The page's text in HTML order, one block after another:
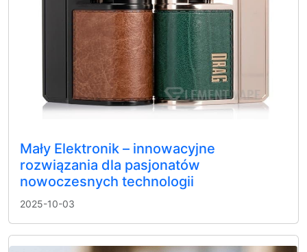
Mały Elektronik – innowacyjne
rozwiązania dla pasjonatów
nowoczesnych technologii
2025-10-03